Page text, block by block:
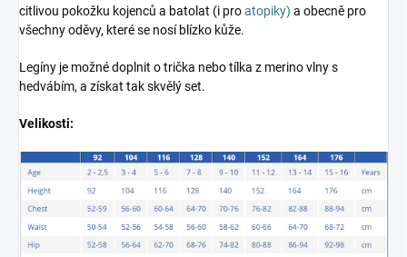
citlivou pokožku kojenců a batolat (i proatopiky) a obecně pro
všechny oděvy, které se nosí blízko kůže.
Legíny je možné doplnit o trička nebo tílka z merino vlny s
hedvábím, a získat tak skvělý set.
Velikosti: